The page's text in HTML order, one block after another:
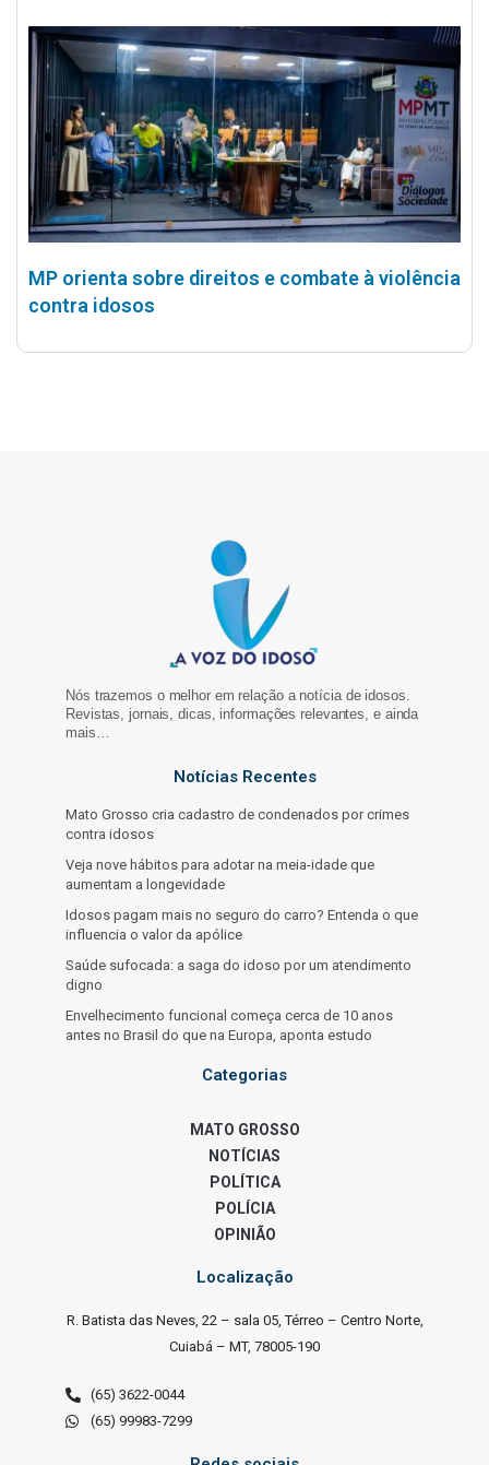
MP orienta sobre direitos e combate à violência
contra idosos
Nós trazemos o melhor em relação a notícia de idosos.
Revistas, jornais, dicas, informações relevantes, e ainda
mais…
Notícias Recentes
Mato Grosso cria cadastro de condenados por crimes
contra idosos
Veja nove hábitos para adotar na meia-idade que
aumentam a longevidade
Idosos pagam mais no seguro do carro? Entenda o que
influencia o valor da apólice
Saúde sufocada: a saga do idoso por um atendimento
digno
Envelhecimento funcional começa cerca de 10 anos
antes no Brasil do que na Europa, aponta estudo
Categorias
MATO GROSSO
NOTÍCIAS
POLÍTICA
POLÍCIA
OPINIÃO
Localização
R. Batista das Neves, 22 – sala 05, Térreo – Centro Norte,
Cuiabá – MT, 78005-190
(65) 3622-0044
(65) 99983-7299